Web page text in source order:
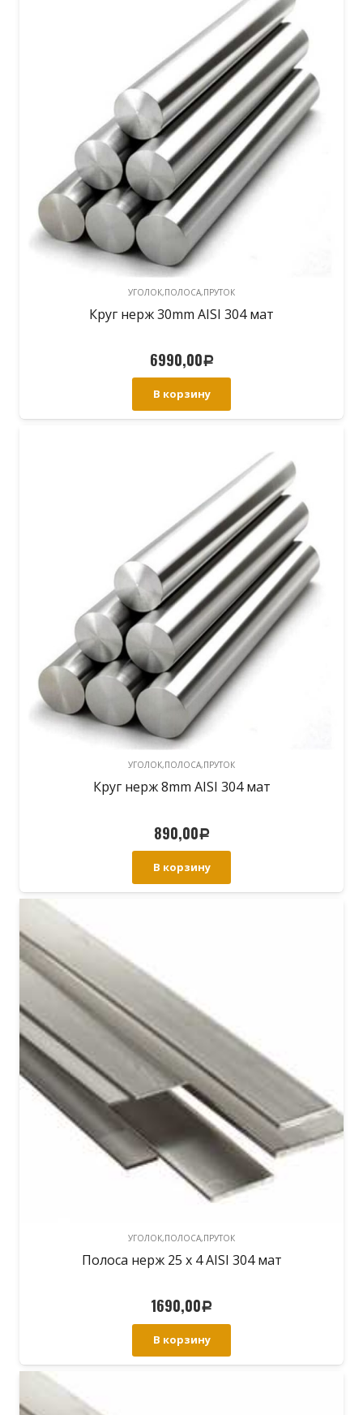
УГОЛОК,ПОЛОСА,ПРУТОК
Круг нерж 30mm AISI 304 мат
6990,00Р
В корзину
УГОЛОК,ПОЛОСА,ПРУТОК
Круг нерж 8mm AISI 304 мат
890,00Р
В корзину
УГОЛОК,ПОЛОСА,ПРУТОК
Полоса нерж 25 х 4 AISI 304 мат
1690,00Р
В корзину